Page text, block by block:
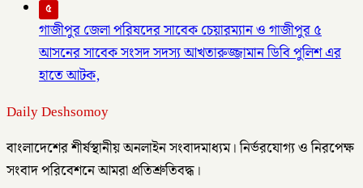
৫
গাজীপুর জেলা পরিষদের সাবেক চেয়ারম্যান ও গাজীপুর ৫
আসনের সাবেক সংসদ সদস্য আখতারুজ্জামান ডিবি পুলিশ এর
হাতে আটক,
Daily Deshsomoy
বাংলাদেশের শীর্ষস্থানীয় অনলাইন সংবাদমাধ্যম। নির্ভরযোগ্য ও নিরপেক্ষ
সংবাদ পরিবেশনে আমরা প্রতিশ্রুতিবদ্ধ।